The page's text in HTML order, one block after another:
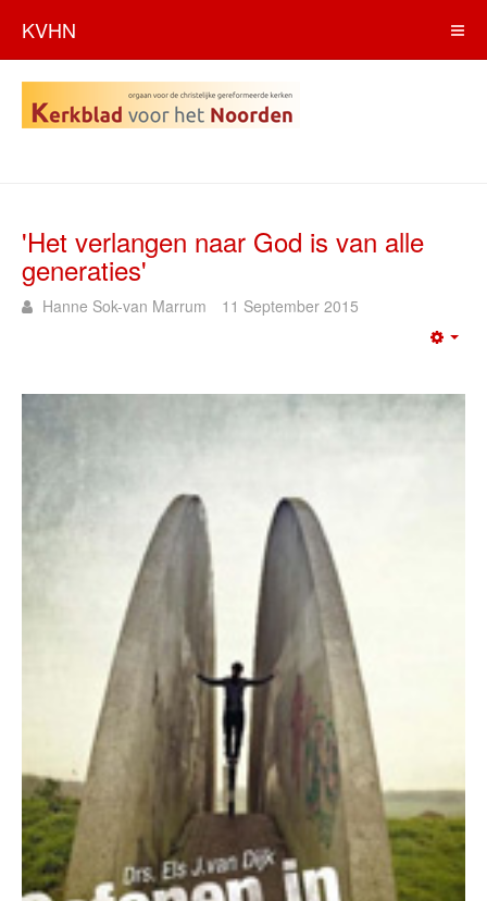
KVHN
'Het verlangen naar God is van alle
generaties'
Hanne Sok-van Marrum 11 September 2015